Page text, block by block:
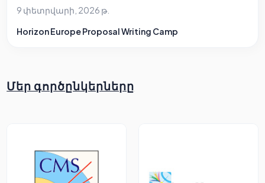
9 փետրվարի, 2026 թ.
Horizon Europe Proposal Writing Camp
Մեր գործընկերները